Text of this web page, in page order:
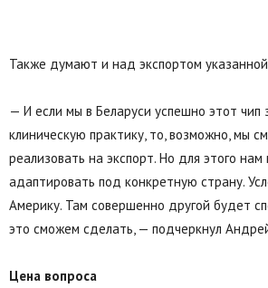
Также думают и над экспортом
— И если мы в Беларуси успешно этот чип
клиническую практику, то, возможно, мы
реализовать на экспорт. Но для этого
адаптировать под конкретную страну.
Америку. Там совершенно другой будет
это сможем сделать, — подчеркнул
Цена вопроса